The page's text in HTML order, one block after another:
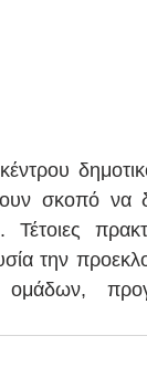
σκοπό να
Τέτοιες
την